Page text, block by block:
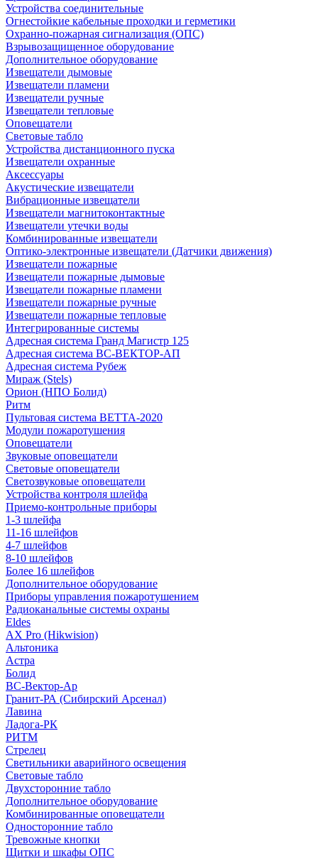
Устройства соединительные
Огнестойкие кабельные проходки и герметики
Охранно-пожарная сигнализация (ОПС)
Взрывозащищенное оборудование
Дополнительное оборудование
Извещатели дымовые
Извещатели пламени
Извещатели ручные
Извещатели тепловые
Оповещатели
Световые табло
Устройства дистанционного пуска
Извещатели охранные
Аксессуары
Акустические извещатели
Вибрационные извещатели
Извещатели магнитоконтактные
Извещатели утечки воды
Комбинированные извещатели
Оптико-электронные извещатели (Датчики движения)
Извещатели пожарные
Извещатели пожарные дымовые
Извещатели пожарные пламени
Извещатели пожарные ручные
Извещатели пожарные тепловые
Интегрированные системы
Адресная система Гранд Магистр 125
Адресная система ВС-ВЕКТОР-АП
Адресная система Рубеж
Мираж (Stels)
Орион (НПО Болид)
Ритм
Пультовая система ВЕТТА-2020
Модули пожаротушения
Оповещатели
Звуковые оповещатели
Световые оповещатели
Светозвуковые оповещатели
Устройства контроля шлейфа
Приемо-контрольные приборы
1-3 шлейфа
11-16 шлейфов
4-7 шлейфов
8-10 шлейфов
Более 16 шлейфов
Дополнительное оборудование
Приборы управления пожаротушением
Радиоканальные системы охраны
Eldes
AX Pro (Hikwision)
Альтоника
Астра
Болид
ВС-Вектор-Ар
Гранит-РА (Сибирский Арсенал)
Лавина
Ладога-РК
РИТМ
Стрелец
Светильники аварийного освещения
Световые табло
Двухсторонние табло
Дополнительное оборудование
Комбинированные оповещатели
Односторонние табло
Тревожные кнопки
Щитки и шкафы ОПС